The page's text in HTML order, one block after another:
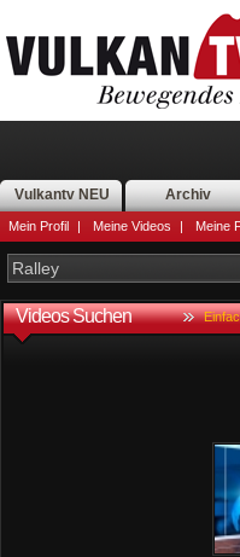
Vulkantv NEU Archiv
Mein Profil | Meine Videos | Meine
Videos Suchen